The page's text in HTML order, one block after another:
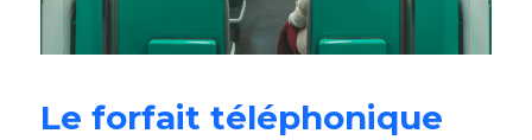
Le forfait téléphonique